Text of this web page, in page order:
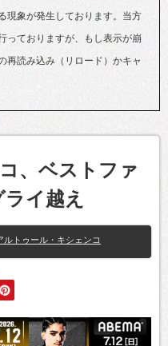
現象が発生しております。当方
っておりますが、もし表示が崩
再読み込み（リロード）かキャ
、ベストファ
イ越え
ルトゥール・キシェンコ